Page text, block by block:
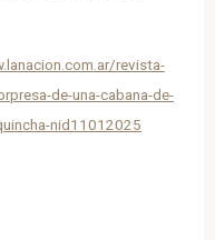
revista-
de-una-cabana-de-
nid11012025